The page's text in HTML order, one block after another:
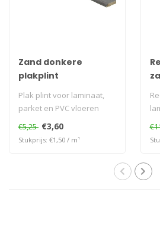
Zand donkere
plakplint
Plak plint voor laminaat,
parket en PVC vloeren
€5,25 €3,60
Stukprijs: €1,50 / m¹